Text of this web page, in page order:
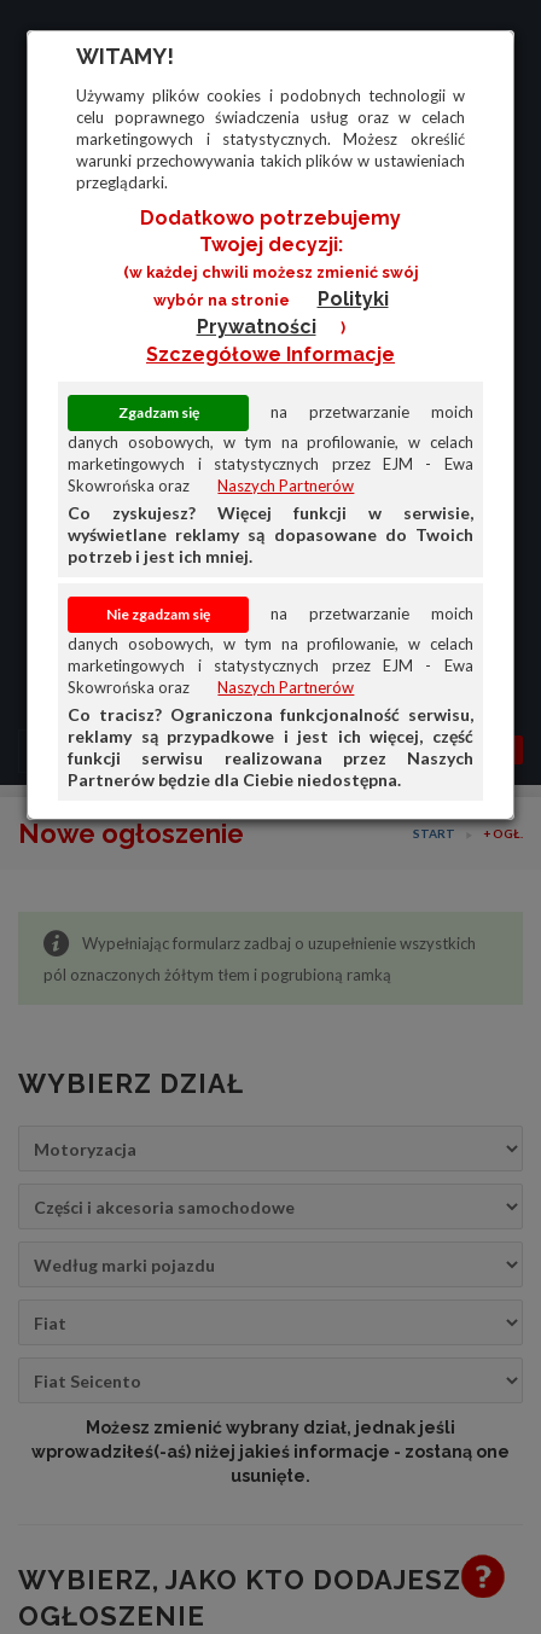
WITAMY!
Używamy plików cookies i podobnych technologii w
celu poprawnego świadczenia usług oraz w celach
marketingowych i statystycznych. Możesz określić
warunki przechowywania takich plików w ustawieniach
przeglądarki.
Dodatkowo potrzebujemy
Twojej decyzji:
(w każdej chwili możesz zmienić swój
wybór na stronie
Polityki
Prywatności
)
Szczegółowe Informacje
na przetwarzanie moich
danych osobowych, w tym na profilowanie, w celach
marketingowych i statystycznych przez EJM - Ewa
Skowrońska oraz
Naszych Partnerów
Co zyskujesz? Więcej funkcji w serwisie,
wyświetlane reklamy są dopasowane do Twoich
potrzeb i jest ich mniej.
na przetwarzanie moich
danych osobowych, w tym na profilowanie, w celach
marketingowych i statystycznych przez EJM - Ewa
Skowrońska oraz
Naszych Partnerów
Co tracisz? Ograniczona funkcjonalność serwisu,
reklamy są przypadkowe i jest ich więcej, część
funkcji serwisu realizowana przez Naszych
Partnerów będzie dla Ciebie niedostępna.
MENU MOJA AG
PRZEGLĄD
DOŁADUJ KONTO
KOSZYK
Nowe ogłoszenie START + OGŁ.
Wypełniając formularz zadbaj o uzupełnienie wszystkich
pól oznaczonych żółtym tłem i pogrubioną ramką
WYBIERZ DZIAŁ
Możesz zmienić wybrany dział, jednak jeśli
wprowadziłeś(-aś) niżej jakieś informacje - zostaną one
usunięte.
WYBIERZ, JAKO KTO DODAJESZ
OGŁOSZENIE